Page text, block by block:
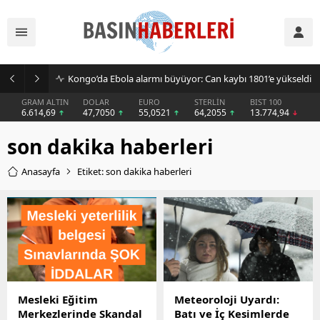
Kongo’da Ebola alarmı büyüyor: Can kaybı 1801’e yükseldi
GRAM ALTIN
6.614,69
DOLAR
47,7050
EURO
55,0521
STERLİN
64,2055
BIST 100
13.774,94
son dakika haberleri
Anasayfa Etiket: son dakika haberleri
Mesleki Eğitim
Merkezlerinde Skandal
Meteoroloji Uyardı:
Batı ve İç Kesimlerde